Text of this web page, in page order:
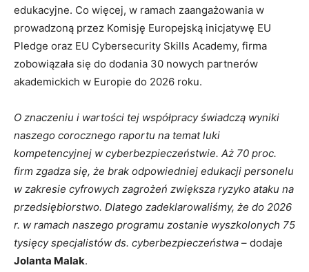
edukacyjne. Co więcej, w ramach zaangażowania w
prowadzoną przez Komisję Europejską inicjatywę EU
Pledge oraz EU Cybersecurity Skills Academy, firma
zobowiązała się do dodania 30 nowych partnerów
akademickich w Europie do 2026 roku.
O znaczeniu i wartości tej współpracy świadczą wyniki
naszego corocznego raportu na temat luki
kompetencyjnej w cyberbezpieczeństwie. Aż 70 proc.
firm zgadza się, że brak odpowiedniej edukacji personelu
w zakresie cyfrowych zagrożeń zwiększa ryzyko ataku na
przedsiębiorstwo. Dlatego zadeklarowaliśmy, że do 2026
r. w ramach naszego programu zostanie wyszkolonych 75
tysięcy specjalistów ds. cyberbezpieczeństwa – dodaje
Jolanta Malak.